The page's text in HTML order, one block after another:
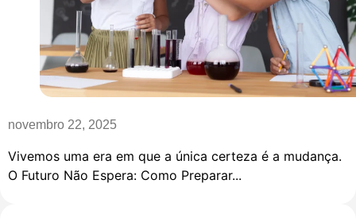
novembro 22, 2025
Vivemos uma era em que a única certeza é a mudança.
O Futuro Não Espera: Como Preparar...